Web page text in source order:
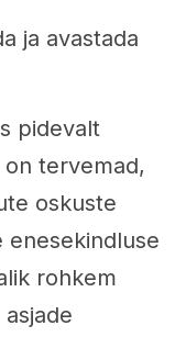
ja avastada
pidevalt
on tervemad,
oskuste
enesekindluse
rohkem